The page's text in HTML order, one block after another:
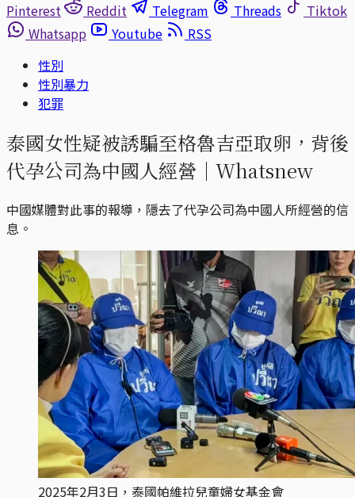
Pinterest
Reddit Telegram Threads
Tiktok
Whatsapp
Youtube
RSS
性別
性別暴力
犯罪
泰國女性疑被誘騙至格魯吉亞取卵，背後
代孕公司為中國人經營｜Whatsnew
中國媒體對此事的報導，隱去了代孕公司為中國人所經營的信
息。
2025年2月3日，泰國帕維拉兒童婦女基金會